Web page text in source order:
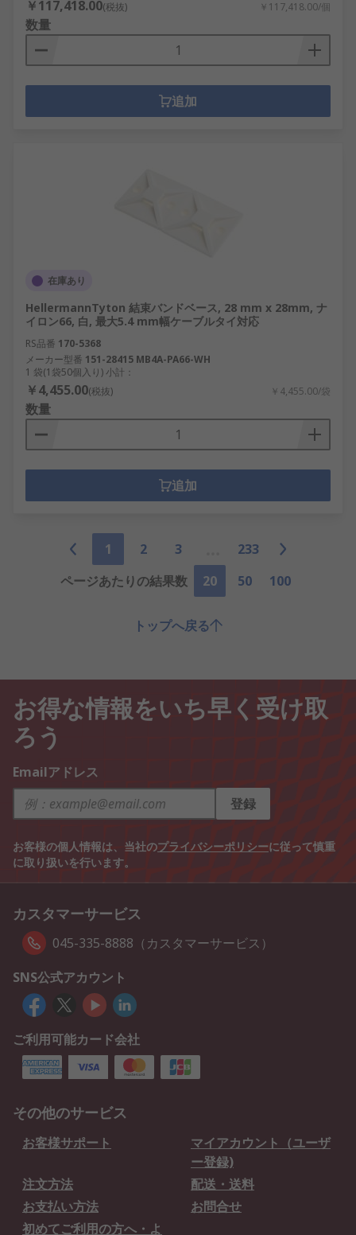
￥117,418.00(税抜) ￥117,418.00/個
数量
追加
在庫あり
HellermannTyton 結束バンドベース, 28 mm x 28mm, ナ
イロン66, 白, 最大5.4 mm幅ケーブルタイ対応
RS品番 170-5368
メーカー型番 151-28415 MB4A-PA66-WH
1 袋(1袋50個入り) 小計：
￥4,455.00(税抜) ￥4,455.00/袋
数量
追加
1 2 3
233
ページあたりの結果数
20 50 100
トップへ戻る
お得な情報をいち早く受け取
ろう
Emailアドレス
登録
お客様の個人情報は、当社のプライバシーポリシーに従って慎重
に取り扱いを行います。
カスタマーサービス
045-335-8888（カスタマーサービス）
SNS公式アカウント
ご利用可能カード会社
その他のサービス
お客様サポート
マイアカウント（ユーザ
ー登録)
注文方法
配送・送料
お支払い方法
お問合せ
初めてご利用の方へ・よ